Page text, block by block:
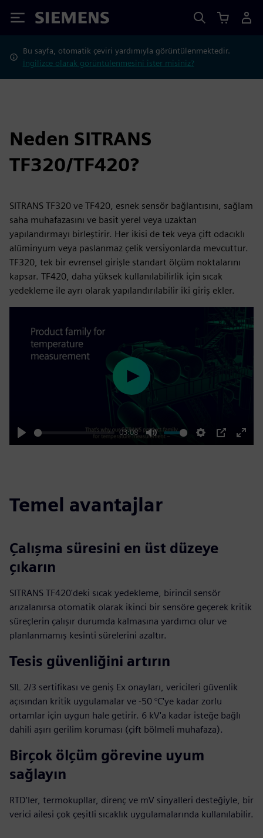
Siemens
Bu sayfa, otomatik çeviri yardımıyla görüntülenmektedir.
İngilizce olarak görüntülenmesini ister misiniz?
Neden SITRANS
TF320/TF420?
SITRANS TF320 ve TF420, esnek sensör bağlantısını, sağlam
saha muhafazasını ve basit yerel veya uzaktan
yapılandırmayı birleştirir. Her ikisi de tek veya çift odacıklı
alüminyum veya paslanmaz çelik versiyonlarda mevcuttur.
TF320, tek bir evrensel girişle standart ölçüm noktalarını
kapsar. TF420, daha yüksek kullanılabilirlik için sıcak
yedekleme ile ayrı olarak yapılandırılabilir iki giriş ekler.
Play
03:08
Mute Settings
PIP
Enter
Play
Temel avantajlar
Çalışma süresini en üst düzeye
çıkarın
SITRANS TF420'deki sıcak yedekleme, birincil sensör
arızalanırsa otomatik olarak ikinci bir sensöre geçerek kritik
süreçlerin çalışır durumda kalmasına yardımcı olur ve
planlanmamış kesinti sürelerini azaltır.
Tesis güvenliğini artırın
SIL 2/3 sertifikası ve geniş Ex onayları, vericileri güvenlik
açısından kritik uygulamalar ve -50 °C'ye kadar zorlu
ortamlar için uygun hale getirir. 6 kV'a kadar isteğe bağlı
dahili aşırı gerilim koruması (çift bölmeli muhafaza).
Birçok ölçüm görevine uyum
sağlayın
RTD'ler, termokupllar, direnç ve mV sinyalleri desteğiyle, bir
verici ailesi çok çeşitli sıcaklık uygulamalarında kullanılabilir.